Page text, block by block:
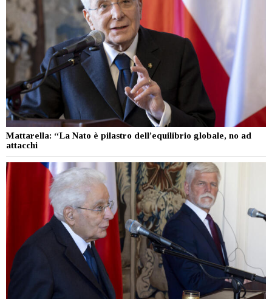
Mattarella: “La Nato è pilastro dell’equilibrio globale, no ad
attacchi